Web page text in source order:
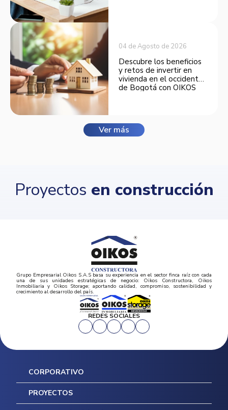
04 de Agosto de 2026
Descubre los beneficios
y retos de invertir en
vivienda en el occidente
de Bogotá con OIKOS
Ver más
Proyectos en construcción
Grupo Empresarial Oikos S.A.S basa su experiencia en el sector finca raíz con cada
una de sus unidades estratégicas de negocio: Oikos Constructora, Oikos
Inmobiliaria y Oikos Storage; aportando calidad, compromiso, sostenibilidad y
crecimiento al desarrollo del país.
REDES SOCIALES
CORPORATIVO
Inicio
Mapa del sitio
PROYECTOS